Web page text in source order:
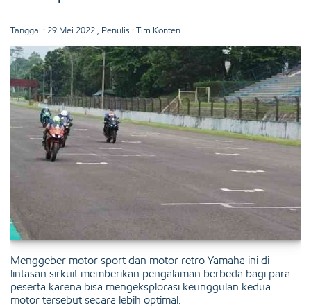
Tanggal : 29 Mei 2022 , Penulis : Tim Konten
Menggeber motor sport dan motor retro Yamaha ini di
lintasan sirkuit memberikan pengalaman berbeda bagi para
peserta karena bisa mengeksplorasi keunggulan kedua
motor tersebut secara lebih optimal.